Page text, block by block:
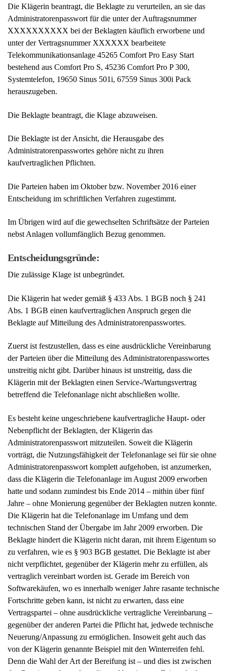
Administratorenpasswort für die unter der Auftragsnummer
XXXXXXXXXX bei der Beklagten käuflich erworbene und
unter der Vertragsnummer XXXXXX bearbeitete
Telekommunikationsanlage 45265 Comfort Pro Easy Start
bestehend aus Comfort Pro S, 45236 Comfort Pro P 300,
Systemtelefon, 19650 Sinus 501i, 67559 Sinus 300i Pack
herauszugeben.
Administratorenpasswortes gehöre nicht zu ihren
kaufvertraglichen Pflichten.
Entscheidung im schriftlichen Verfahren zugestimmt.
nebst Anlagen vollumfänglich Bezug genommen.
Die zulässige Klage ist unbegründet.
Abs. 1 BGB einen kaufvertraglichen Anspruch gegen die
Beklagte auf Mitteilung des Administratorenpasswortes.
der Parteien über die Mitteilung des Administratorenpasswortes
unstreitig nicht gibt. Darüber hinaus ist unstreitig, dass die
Klägerin mit der Beklagten einen Service-/Wartungsvertrag
betreffend die Telefonanlage nicht abschließen wollte.
Nebenpflicht der Beklagten, der Klägerin das
Administratorenpasswort mitzuteilen. Soweit die Klägerin
vorträgt, die Nutzungsfähigkeit der Telefonanlage sei für sie ohne
Administratorenpasswort komplett aufgehoben, ist anzumerken,
dass die Klägerin die Telefonanlage im August 2009 erworben
hatte und sodann zumindest bis Ende 2014 – mithin über fünf
Jahre – ohne Monierung gegenüber der Beklagten nutzen konnte.
Die Klägerin hat die Telefonanlage im Umfang und dem
technischen Stand der Übergabe im Jahr 2009 erworben. Die
Beklagte hindert die Klägerin nicht daran, mit ihrem Eigentum so
zu verfahren, wie es § 903 BGB gestattet. Die Beklagte ist aber
nicht verpflichtet, gegenüber der Klägerin mehr zu erfüllen, als
vertraglich vereinbart worden ist. Gerade im Bereich von
Softwarekäufen, wo es innerhalb weniger Jahre rasante technische
Fortschritte geben kann, ist nicht zu erwarten, dass eine
Vertragspartei – ohne ausdrückliche vertragliche Vereinbarung –
gegenüber der anderen Partei die Pflicht hat, jedwede technische
Neuerung/Anpassung zu ermöglichen. Insoweit geht auch das
von der Klägerin genannte Beispiel mit den Winterreifen fehl.
Denn die Wahl der Art der Bereifung ist – und dies ist zwischen
den Parteien anderes als vorliegend bereits zum Zeitpunkt des